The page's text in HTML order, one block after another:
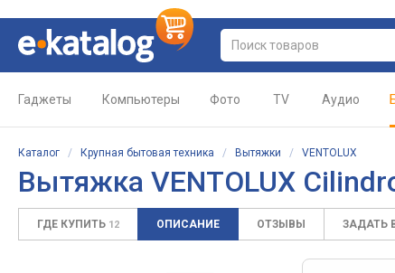
Гаджеты Компьютеры Фото TV Аудио
Каталог / Крупная бытовая техника / Вытяжки / VENTOLUX
Вытяжка VENTOLUX
ГДЕ КУПИТЬ 12 ОПИСАНИЕ ОТЗЫВЫ ЗАДАТЬ